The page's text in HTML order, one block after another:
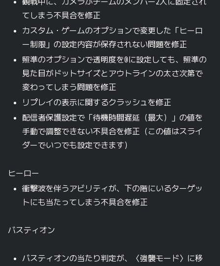
てしまう不具合を修正
カスタム・ゲームのオプションで変更した「ヒーロ
ー制限」の設定内容が保存されない問題を修正
照準のオプションで透明度を0に設定しても、照準の
見た目がドットサイズとアウトラインの太さ次第で
変わってしまう問題を修正
リプレイの表示に関するクラッシュを修正
配信者保護設定で「待機時間遅延（最大）」の値を
手動で調整できない不具合を修正（この値はスライ
ダーでいつでも設定できます）
ヒーロー
衝撃波を伴うアビリティが、下の階にいるターゲッ
トにも当たってしまう不具合を修正
バスティオン
バスティオンの当たり判定が、〈強襲モード〉に移